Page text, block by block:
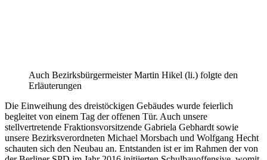
Auch Bezirksbürgermeister Martin Hikel (li.) folgte den
Erläuterungen
Die Einweihung des dreistöckigen Gebäudes wurde feierlich
begleitet von einem Tag der offenen Tür. Auch unsere
stellvertretende Fraktionsvorsitzende Gabriela Gebhardt sowie
unsere Bezirksverordneten Michael Morsbach und Wolfgang Hecht
schauten sich den Neubau an. Entstanden ist er im Rahmen der von